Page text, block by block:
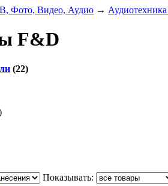
Фото, Видео, Аудио →
F&D
(22)
Показывать: